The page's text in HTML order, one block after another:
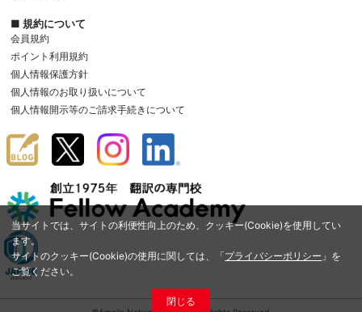
当サイトでは、サイトの利便性向上のため、クッキー(Cookie)を使用してい
ます。
サイトのクッキー(Cookie)の使用に関しては、「プライバシーポリシー 」を
ご覧ください。
閉じる
■ 規約について
会員規約
ポイント利用規約
個人情報保護方針
個人情報のお取り扱いについて
個人情報開示等のご請求手続きについて